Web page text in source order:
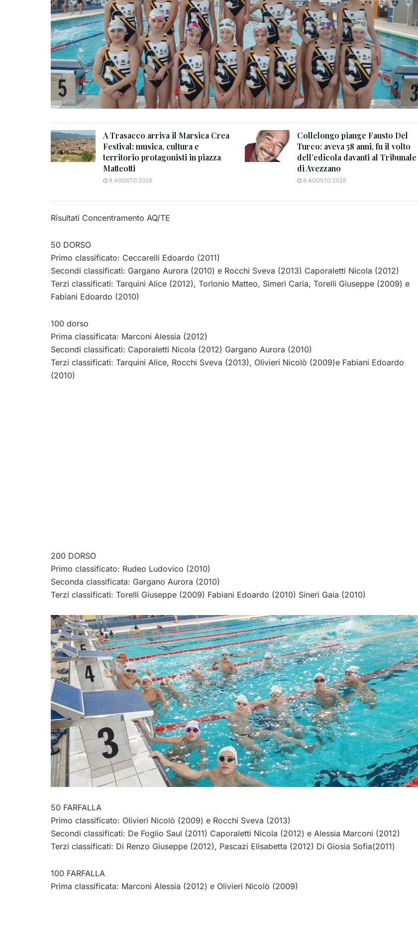
A Trasacco arriva il Marsica Crea
Festival: musica, cultura e
territorio protagonisti in piazza
Matteotti
8 AGOSTO 2026
Collelongo piange Fausto Del
Turco: aveva 58 anni, fu il volto
dell’edicola davanti al Tribunale
di Avezzano
8 AGOSTO 2026
Risultati Concentramento AQ/TE
50 DORSO
Primo classificato: Ceccarelli Edoardo (2011)
Secondi classificati: Gargano Aurora (2010) e Rocchi Sveva (2013) Caporaletti Nicola (2012)
Terzi classificati: Tarquini Alice (2012), Torlonio Matteo, Simeri Caria, Torelli Giuseppe (2009) e
Fabiani Edoardo (2010)
100 dorso
Prima classificata: Marconi Alessia (2012)
Secondi classificati: Caporaletti Nicola (2012) Gargano Aurora (2010)
Terzi classificati: Tarquini Alice, Rocchi Sveva (2013), Olivieri Nicolò (2009)e Fabiani Edoardo
(2010)
200 DORSO
Primo classificato: Rudeo Ludovico (2010)
Seconda classificata: Gargano Aurora (2010)
Terzi classificati: Torelli Giuseppe (2009) Fabiani Edoardo (2010) Sineri Gaia (2010)
50 FARFALLA
Primo classificato: Olivieri Nicolò (2009) e Rocchi Sveva (2013)
Secondi classificati: De Foglio Saul (2011) Caporaletti Nicola (2012) e Alessia Marconi (2012)
Terzi classificati: Di Renzo Giuseppe (2012), Pascazi Elisabetta (2012) Di Giosia Sofia(2011)
100 FARFALLA
Prima classificata: Marconi Alessia (2012) e Olivieri Nicolò (2009)